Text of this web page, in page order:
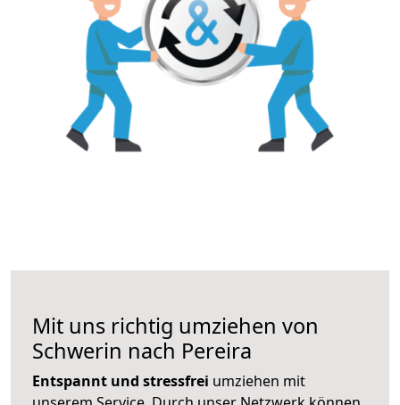
Mit uns richtig umziehen von
Schwerin nach Pereira
Entspannt und stressfrei umziehen mit